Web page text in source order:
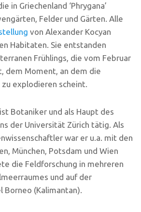
in Griechenland ‘Phrygana’
Felder und Gärten. Alle
von Alexander Kocyan
Habitaten. Sie entstanden
Frühlings, die vom Februar
dem Moment, an dem die
explodieren scheint.
Botaniker und als Haupt des
der Universität Zürich tätig. Als
war er u.a. mit den
München, Potsdam und Wien
die Feldforschung in mehreren
und auf der
Borneo (Kalimantan).